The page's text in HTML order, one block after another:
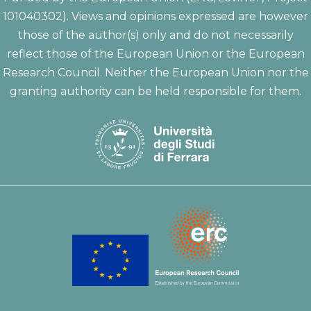
101040302). Views and opinions expressed are however
those of the author(s) only and do not necessarily
reflect those of the European Union or the European
Research Council. Neither the European Union nor the
granting authority can be held responsible for them.